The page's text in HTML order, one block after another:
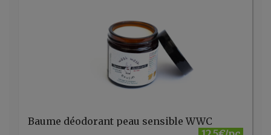
Baume déodorant peau sensible WWC